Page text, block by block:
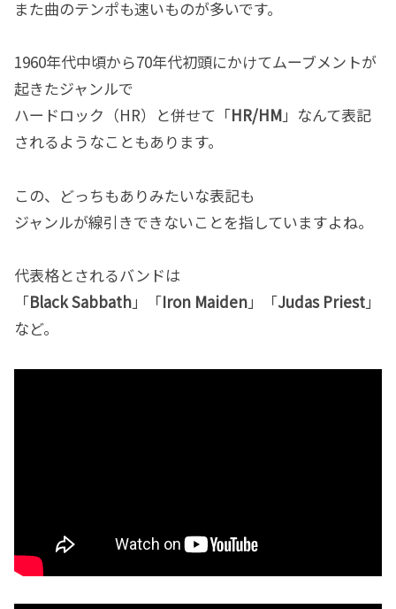
また曲のテンポも速いものが多いです。
1960年代中頃から70年代初頭にかけてムーブメントが
起きたジャンルで
ハードロック（HR）と併せて「HR/HM」なんて表記
されるようなこともあります。
この、どっちもありみたいな表記も
ジャンルが線引きできないことを指していますよね。
代表格とされるバンドは
「Black Sabbath」「Iron Maiden」「Judas Priest」
など。